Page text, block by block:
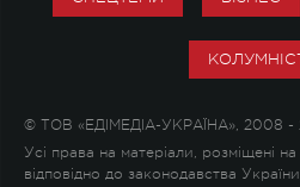
© ТОВ «ЕДІМЕДІА-УКРАЇНА», 2008 -
Усі права на матеріали, розміщені
відповідно до законодавства